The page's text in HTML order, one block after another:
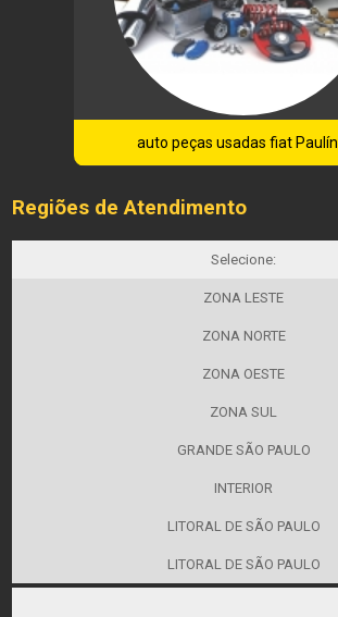
auto peças usadas fiat
Regiões de Atendimento
Selecione:
ZONA LESTE
ZONA NORTE
ZONA OESTE
ZONA SUL
GRANDE SÃO PAULO
INTERIOR
LITORAL DE SÃO PAULO
LITORAL DE SÃO PAULO